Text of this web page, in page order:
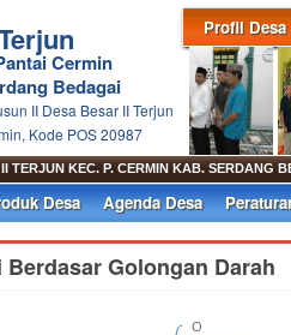
Profil Desa
Cermin
Bedagai
II Desa Besar II Terjun
Kode POS 20987
KEC. P. CERMIN KAB. SERDANG
Desa Agenda Desa
Golongan Darah
O